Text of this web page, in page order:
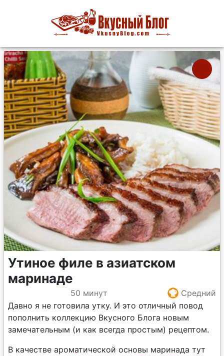
Утиное филе в азиатском
маринаде
50 минут
Средний
Давно я не готовила утку. И это отличный повод
пополнить коллекцию Вкусного Блога новым
замечательным (и как всегда простым) рецептом.
В качестве ароматической основы маринада тут